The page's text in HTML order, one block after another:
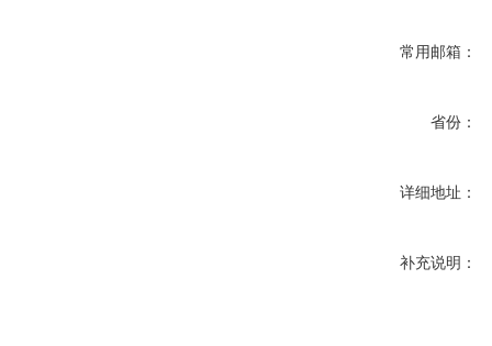
常用邮箱：
省份：
详细地址：
补充说明：